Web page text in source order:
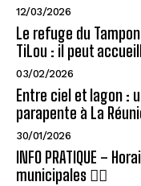
12/03/2026
Le refuge du
TiLou : il peut
03/02/2026
Entre ciel et lagon :
parapente à La
30/01/2026
INFO PRATIQUE –
municipales 🏊‍♂️